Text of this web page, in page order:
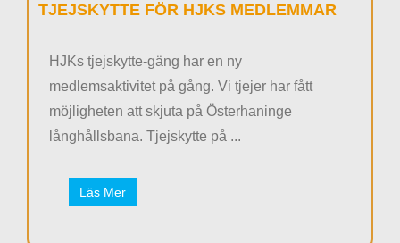
TJEJSKYTTE FÖR HJKS MEDLEMMAR
HJKs tjejskytte-gäng har en ny
medlemsaktivitet på gång. Vi tjejer har fått
möjligheten att skjuta på Österhaninge
långhållsbana. Tjejskytte på ...
Läs Mer